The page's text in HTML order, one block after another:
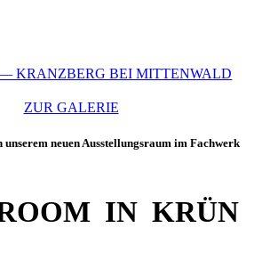
KRANZBERG BEI MITTENWALD
ZUR GALERIE
neuen Ausstellungsraum im Fachwerk
IN KRÜN